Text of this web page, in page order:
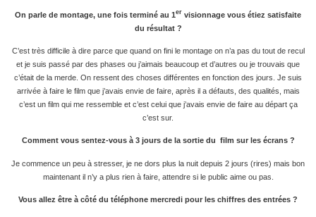
On parle de montage, une fois terminé au 1er visionnage vous étiez satisfaite
du résultat ?
C’est très difficile à dire parce que quand on fini le montage on n’a pas du tout de recul
et je suis passé par des phases ou j’aimais beaucoup et d’autres ou je trouvais que
c’était de la merde. On ressent des choses différentes en fonction des jours. Je suis
arrivée à faire le film que j’avais envie de faire, après il a défauts, des qualités, mais
c’est un film qui me ressemble et c’est celui que j’avais envie de faire au départ ça
c’est sur.
Comment vous sentez-vous à 3 jours de la sortie du film sur les écrans ?
Je commence un peu à stresser, je ne dors plus la nuit depuis 2 jours (rires) mais bon
maintenant il n’y a plus rien à faire, attendre si le public aime ou pas.
Vous allez être à côté du téléphone mercredi pour les chiffres des entrées ?